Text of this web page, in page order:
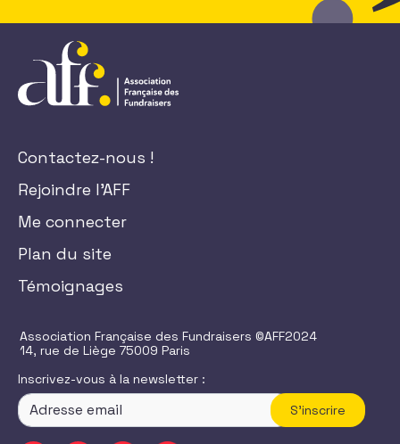
Contactez-nous !
Rejoindre l'AFF
Me connecter
Plan du site
Témoignages
Association Française des Fundraisers ©AFF2024
14, rue de Liège 75009 Paris
Inscrivez-vous à la newsletter :
S'inscrire